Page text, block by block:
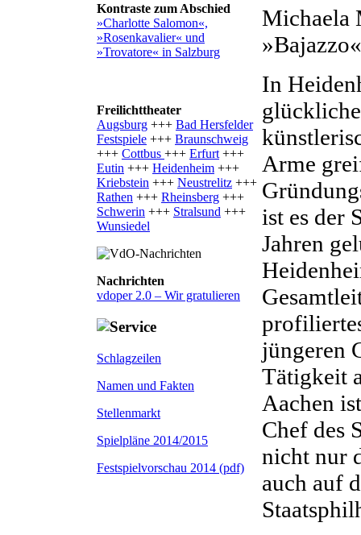
Kontraste zum Abschied
»Charlotte Salomon«,
»Rosenkavalier« und
»Trovatore« in Salzburg
Freilichttheater
Augsburg +++ Bad Hersfelder
Festspiele +++ Braunschweig
+++ Cottbus +++ Erfurt +++
Eutin +++ Heidenheim +++
Kriebstein +++ Neustrelitz +++
Rathen +++ Rheinsberg +++
Schwerin +++ Stralsund +++
Wunsiedel
Nachrichten
vdoper 2.0 – Wir gratulieren
Schlagzeilen
Namen und Fakten
Stellenmarkt
Spielpläne 2014/2015
Festspielvorschau 2014 (pdf)
Michaela
In
Arme
ist es der
Jahren
jüngeren
Tätigkeit
Aachen
Chef des
nicht nur
auch auf